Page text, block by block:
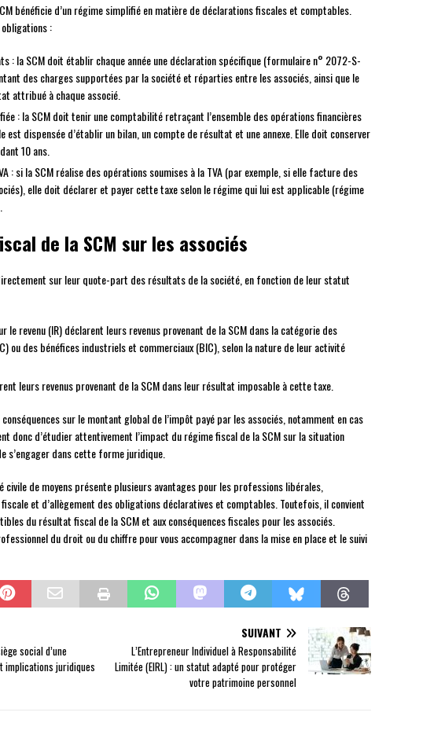
bénéficie d’un régime simplifié en matière de déclarations fiscales et comptables.
:
: la SCM doit établir chaque année une déclaration spécifique (formulaire n° 2072-S-
des charges supportées par la société et réparties entre les associés, ainsi que le
attribué à chaque associé.
: la SCM doit tenir une comptabilité retraçant l’ensemble des opérations financières
est dispensée d’établir un bilan, un compte de résultat et une annexe. Elle doit conserver
10 ans.
: si la SCM réalise des opérations soumises à la TVA (par exemple, si elle facture des
elle doit déclarer et payer cette taxe selon le régime qui lui est applicable (régime
de la SCM sur les associés
sur leur quote-part des résultats de la société, en fonction de leur statut
le revenu (IR) déclarent leurs revenus provenant de la SCM dans la catégorie des
ou des bénéfices industriels et commerciaux (BIC), selon la nature de leur activité
leurs revenus provenant de la SCM dans leur résultat imposable à cette taxe.
sur le montant global de l’impôt payé par les associés, notamment en cas
donc d’étudier attentivement l’impact du régime fiscal de la SCM sur la situation
s’engager dans cette forme juridique.
civile de moyens présente plusieurs avantages pour les professions libérales,
et d’allègement des obligations déclaratives et comptables. Toutefois, il convient
du résultat fiscal de la SCM et aux conséquences fiscales pour les associés.
du droit ou du chiffre pour vous accompagner dans la mise en place et le suivi
social d’une
implications juridiques
SUIVANT
L’Entrepreneur Individuel à Responsabilité
Limitée (EIRL) : un statut adapté pour protéger
votre patrimoine personnel